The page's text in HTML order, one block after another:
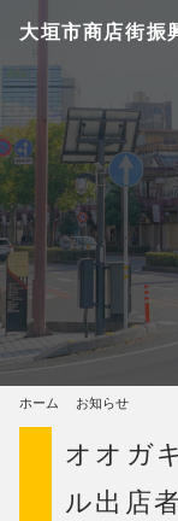
大垣市商店街振
ホーム お知らせ
オオガ
ル出店